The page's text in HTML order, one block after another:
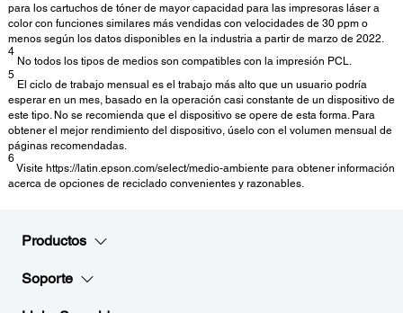
para los cartuchos de tóner de mayor capacidad para las impresoras láser a
color con funciones similares más vendidas con velocidades de 30 ppm o
menos según los datos disponibles en la industria a partir de marzo de 2022.
4
No todos los tipos de medios son compatibles con la impresión PCL.
5
El ciclo de trabajo mensual es el trabajo más alto que un usuario podría
esperar en un mes, basado en la operación casi constante de un dispositivo de
este tipo. No se recomienda que el dispositivo se opere de esta forma. Para
obtener el mejor rendimiento del dispositivo, úselo con el volumen mensual de
páginas recomendadas.
6
Visite https://latin.epson.com/select/medio-ambiente para obtener información
acerca de opciones de reciclado convenientes y razonables.
Productos
Soporte